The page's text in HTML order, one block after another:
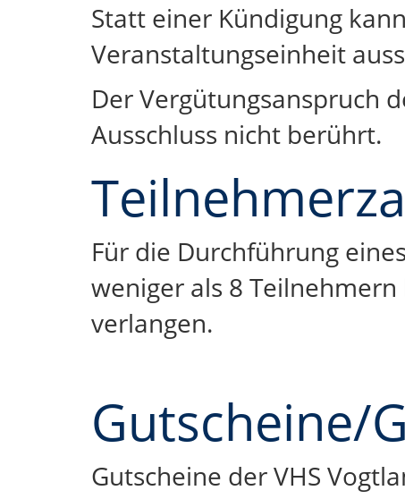
Statt einer Kündigung
Veranstaltungseinheit
Der Vergütungsanspruch
Ausschluss nicht berührt.
Für die Durchführung
weniger als 8
verlangen.
Gutscheine/
Gutscheine der VHS